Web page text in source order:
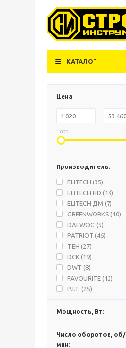
КАТАЛОГ
Цена
1 020
Производитель:
ELITECH (35)
ELITECH HD (13)
ELITECH ДМ (7)
GREENWORKS (10)
DAEWOO (5)
PATRIOT (46)
TEH (27)
DCK (19)
DWT (8)
FAVOURITE (12)
P.I.T. (25)
STANLEY (24)
DEWALT (
MAKITA (
Мощность, Вт:
Число оборотов, об/
мин: